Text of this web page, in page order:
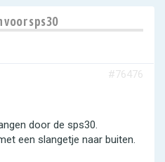
voor sps30
#76476
door de sps30.
een slangetje naar buiten.